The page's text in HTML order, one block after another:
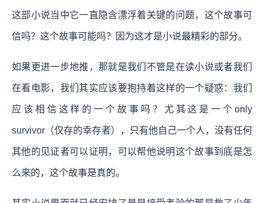
这部小说当中它一直隐含漂浮着关键的问题，这个故事可
信吗？这个故事可能吗？因为这才是小说最精彩的部分。
如果更进一步地推，那就是我们不管是在读小说或者我们
在看电影，我们其实应该要抱持着这样的一个疑惑：我们
应该相信这样的一个故事吗？尤其这是一个only
survivor（仅存的幸存者），只有他自己一个人，没有任何
其他的见证者可以证明，可以帮他说明这个故事到底是怎
么来的，这个故事是真的。